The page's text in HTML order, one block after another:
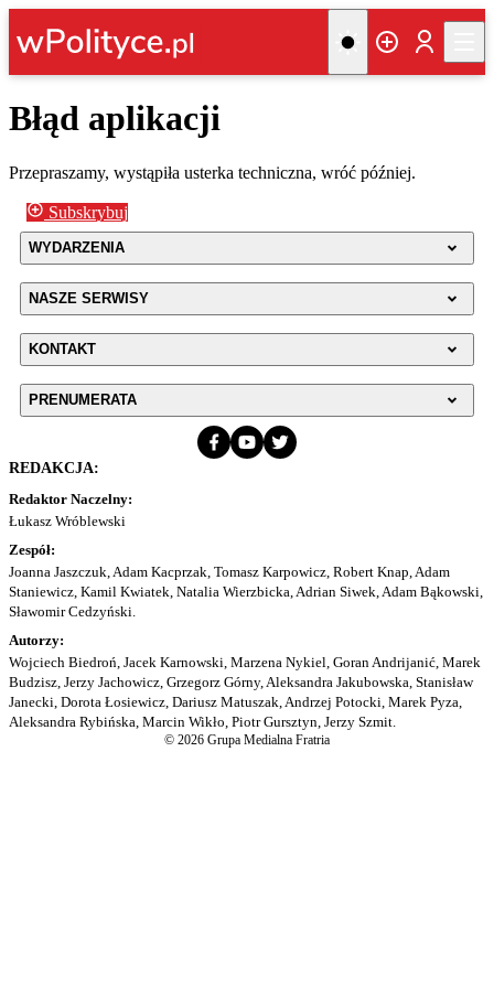
Błąd aplikacji
Przepraszamy, wystąpiła usterka techniczna, wróć później.
Subskrybuj
WYDARZENIA
NASZE SERWISY
KONTAKT
PRENUMERATA
REDAKCJA:
Redaktor Naczelny:
Łukasz Wróblewski
Zespół:
Joanna Jaszczuk, Adam Kacprzak, Tomasz Karpowicz, Robert Knap, Adam
Staniewicz, Kamil Kwiatek, Natalia Wierzbicka, Adrian Siwek, Adam Bąkowski,
Sławomir Cedzyński.
Autorzy:
Wojciech Biedroń, Jacek Karnowski, Marzena Nykiel, Goran Andrijanić, Marek
Budzisz, Jerzy Jachowicz, Grzegorz Górny, Aleksandra Jakubowska, Stanisław
Janecki, Dorota Łosiewicz, Dariusz Matuszak, Andrzej Potocki, Marek Pyza,
Aleksandra Rybińska, Marcin Wikło, Piotr Gursztyn, Jerzy Szmit.
© 2026 Grupa Medialna Fratria